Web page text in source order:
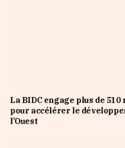
La BIDC engage plus de
pour accélérer le
l’Ouest